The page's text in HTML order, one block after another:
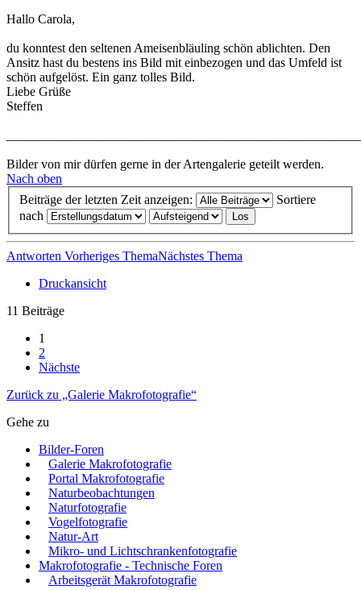
Hallo Carola,
du konntest den seltenen Ameisenbläuling schön ablichten. Den
Ansitz hast du bestens ins Bild mit einbezogen und das Umfeld ist
schön aufgelöst. Ein ganz tolles Bild.
Liebe Grüße
Steffen
Bilder von mir dürfen gerne in der Artengalerie geteilt werden.
Nach oben
Beiträge der letzten Zeit anzeigen:
Sortiere
nach
Antworten Vorheriges ThemaNächstes Thema
Druckansicht
11 Beiträge
1
2
Nächste
Zurück zu „Galerie Makrofotografie“
Gehe zu
Bilder-Foren
Galerie Makrofotografie
Portal Makrofotografie
Naturbeobachtungen
Naturfotografie
Vogelfotografie
Natur-Art
Mikro- und Lichtschrankenfotografie
Makrofotografie - Technische Foren
Arbeitsgerät Makrofotografie